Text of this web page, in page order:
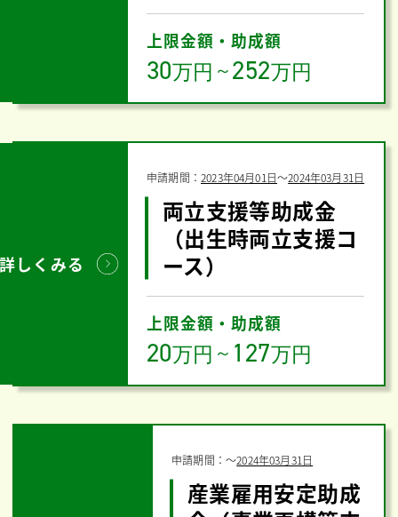
上限金額・助成額
30万円 ～252万円
詳しくみる
申請期間：2023年04月01日〜2024年03月31日
両立支援等助成金
（出生時両立支援コ
ース）
上限金額・助成額
20万円 ～ 127万円
申請期間：〜2024年03月31日
産業雇用安定助成